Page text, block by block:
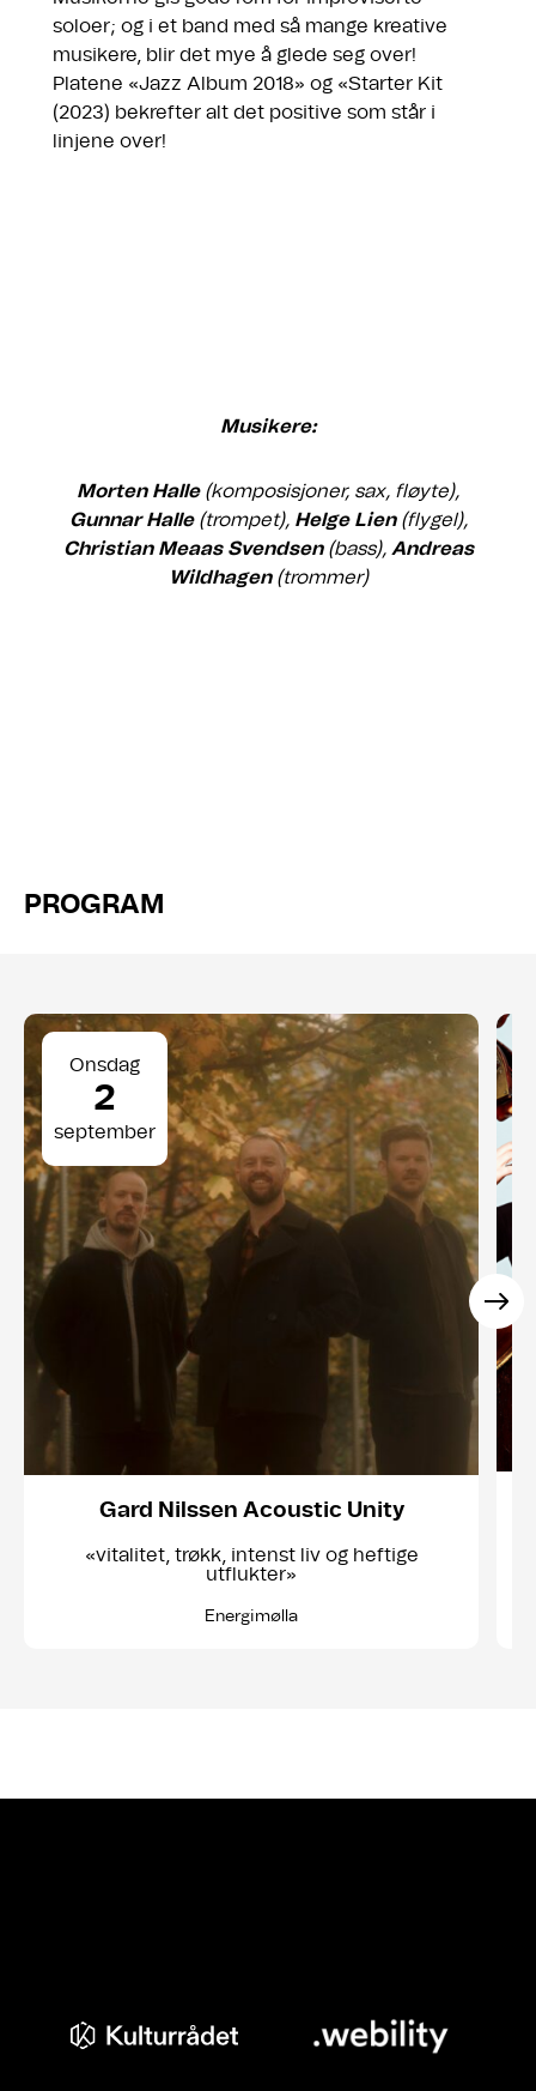
soloer; og i et band med så mange kreative
musikere, blir det mye å glede seg over!
Platene «Jazz Album 2018» og «Starter Kit
(2023) bekrefter alt det positive som står i
linjene over!
Musikere:
Morten Halle (komposisjoner, sax, fløyte),
Gunnar Halle(trompet), Helge Lien(flygel),
Christian Meaas Svendsen(bass), Andreas
Wildhagen(trommer)
PROGRAM
Onsdag
2
september
Gard Nilssen Acoustic Unity
«vitalitet, trøkk, intenst liv og heftige
utflukter»
Energimølla